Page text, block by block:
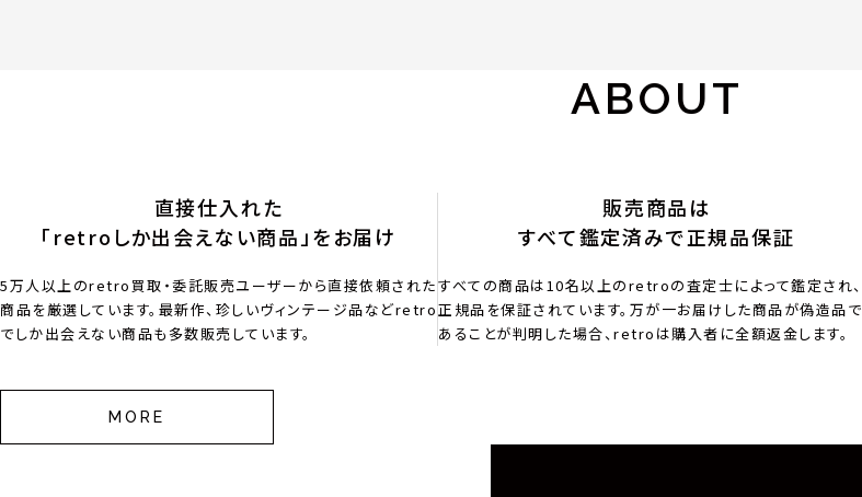
ABOUT
直接仕入れた
「retroしか出会えない商品」をお届け
5万人以上のretro買取・委託販売ユーザーから直接依頼された
商品を厳選しています。最新作、珍しいヴィンテージ品などretro
でしか出会えない商品も多数販売しています。
販売商品は
すべて鑑定済みで正規品保証
すべての商品は10名以上のretroの査定士によって鑑定され、
正規品を保証されています。万が一お届けした商品が偽造品で
あることが判明した場合、retroは購入者に全額返金します。
MORE